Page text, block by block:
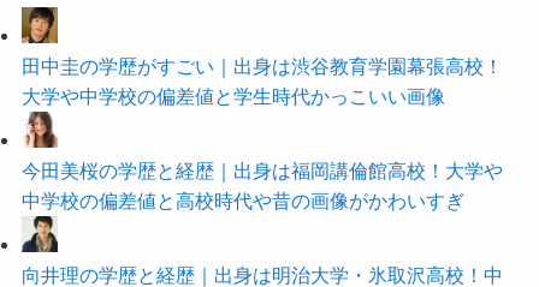
田中圭の学歴がすごい｜出身は渋谷教育学園幕張高校！
大学や中学校の偏差値と学生時代かっこいい画像
今田美桜の学歴と経歴｜出身は福岡講倫館高校！大学や
中学校の偏差値と高校時代や昔の画像がかわいすぎ
向井理の学歴と経歴｜出身は明治大学・氷取沢高校！中